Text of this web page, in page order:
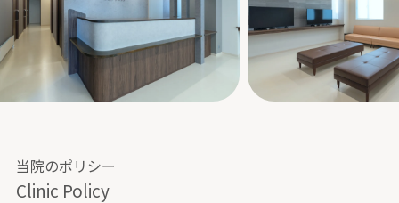
当院のポリシー
Clinic Policy